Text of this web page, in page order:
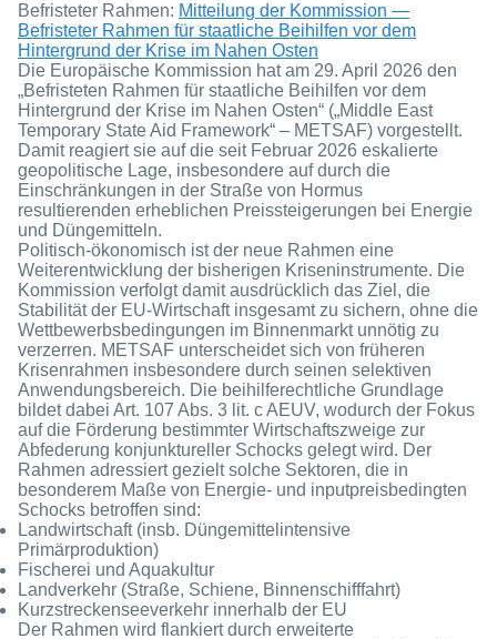
Befristeter Rahmen: Mitteilung der Kommission —
Befristeter Rahmen für staatliche Beihilfen vor dem
Hintergrund der Krise im Nahen Osten
Die Europäische Kommission hat am 29. April 2026 den
„Befristeten Rahmen für staatliche Beihilfen vor dem
Hintergrund der Krise im Nahen Osten“ („Middle East
Temporary State Aid Framework“ – METSAF) vorgestellt.
Damit reagiert sie auf die seit Februar 2026 eskalierte
geopolitische Lage, insbesondere auf durch die
Einschränkungen in der Straße von Hormus
resultierenden erheblichen Preissteigerungen bei Energie
und Düngemitteln.
Politisch-ökonomisch ist der neue Rahmen eine
Weiterentwicklung der bisherigen Kriseninstrumente. Die
Kommission verfolgt damit ausdrücklich das Ziel, die
Stabilität der EU-Wirtschaft insgesamt zu sichern, ohne die
Wettbewerbsbedingungen im Binnenmarkt unnötig zu
verzerren. METSAF unterscheidet sich von früheren
Krisenrahmen insbesondere durch seinen selektiven
Anwendungsbereich. Die beihilferechtliche Grundlage
bildet dabei Art. 107 Abs. 3 lit. c AEUV, wodurch der Fokus
auf die Förderung bestimmter Wirtschaftszweige zur
Abfederung konjunktureller Schocks gelegt wird. Der
Rahmen adressiert gezielt solche Sektoren, die in
besonderem Maße von Energie- und inputpreisbedingten
Schocks betroffen sind:
Landwirtschaft (insb. Düngemittelintensive
Primärproduktion)
Fischerei und Aquakultur
Landverkehr (Straße, Schiene, Binnenschifffahrt)
Kurzstreckenseeverkehr innerhalb der EU
Der Rahmen wird flankiert durch erweiterte